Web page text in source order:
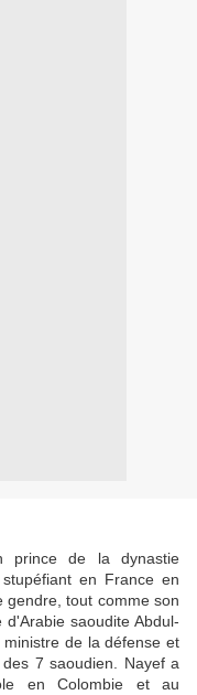
prince de la dynastie
en France en
gendre, tout comme son
saoudite Abdul-
ministre de la défense et
7 saoudien. Nayef a
en Colombie et au